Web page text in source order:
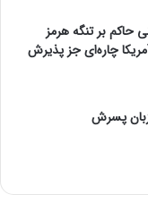
حاکم بر تنگه هرمز
چاره‌ای جز پذیرش
پسرش